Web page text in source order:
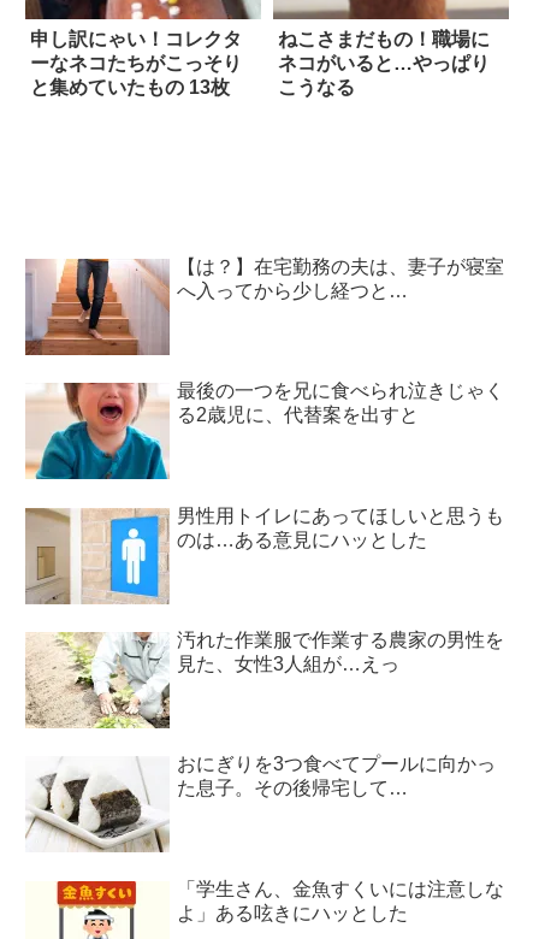
申し訳にゃい！コレクタ
ーなネコたちがこっそり
と集めていたもの 13枚
ねこさまだもの！職場に
ネコがいると…やっぱり
こうなる
【は？】在宅勤務の夫は、妻子が寝室
へ入ってから少し経つと…
最後の一つを兄に食べられ泣きじゃく
る2歳児に、代替案を出すと
男性用トイレにあってほしいと思うも
のは…ある意見にハッとした
汚れた作業服で作業する農家の男性を
見た、女性3人組が…えっ
おにぎりを3つ食べてプールに向かっ
た息子。その後帰宅して…
「学生さん、金魚すくいには注意しな
よ」ある呟きにハッとした